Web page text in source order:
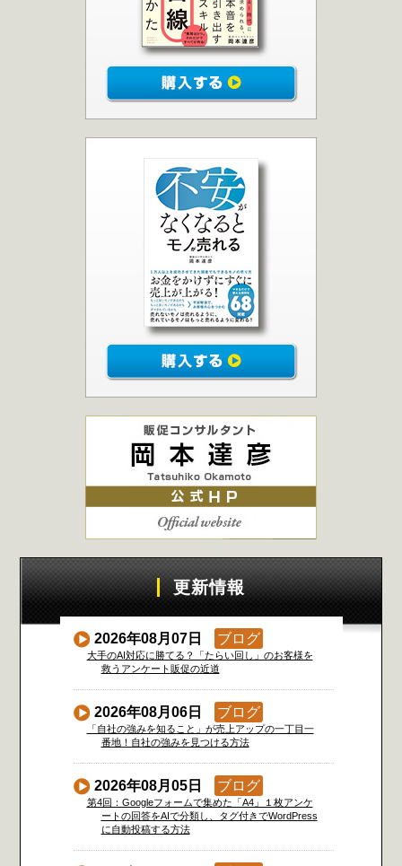
更新情報
2026年08月07日 ブログ
大手のAI対応に勝てる？「たらい回し」のお客様を
救うアンケート販促の近道
2026年08月06日 ブログ
「自社の強みを知ること」が売上アップの一丁目一
番地！自社の強みを見つける方法
2026年08月05日 ブログ
第4回：Googleフォームで集めた「A4」１枚アンケ
ートの回答をAIで分類し、タグ付きでWordPress
に自動投稿する方法